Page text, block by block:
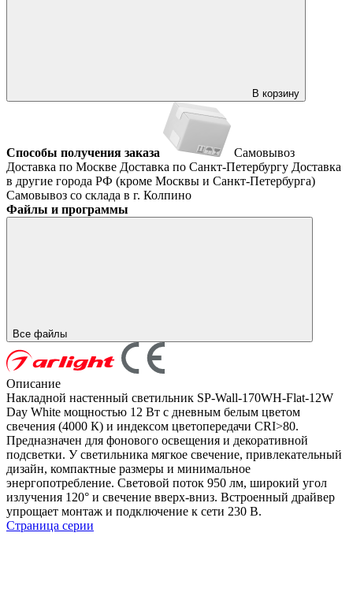
В корзину
Способы получения заказа
Самовывоз
Доставка по Москве Доставка по Санкт-Петербургу Доставка
в другие города РФ (кроме Москвы и Санкт-Петербурга)
Самовывоз со склада в г. Колпино
Файлы и программы
Все файлы
Описание
Накладной настенный светильник SP-Wall-170WH-Flat-12W
Day White мощностью 12 Вт с дневным белым цветом
свечения (4000 К) и индексом цветопередачи CRI>80.
Предназначен для фонового освещения и декоративной
подсветки. У светильника мягкое свечение, привлекательный
дизайн, компактные размеры и минимальное
энергопотребление. Световой поток 950 лм, широкий угол
излучения 120° и свечение вверх-вниз. Встроенный драйвер
упрощает монтаж и подключение к сети 230 В.
Страница серии